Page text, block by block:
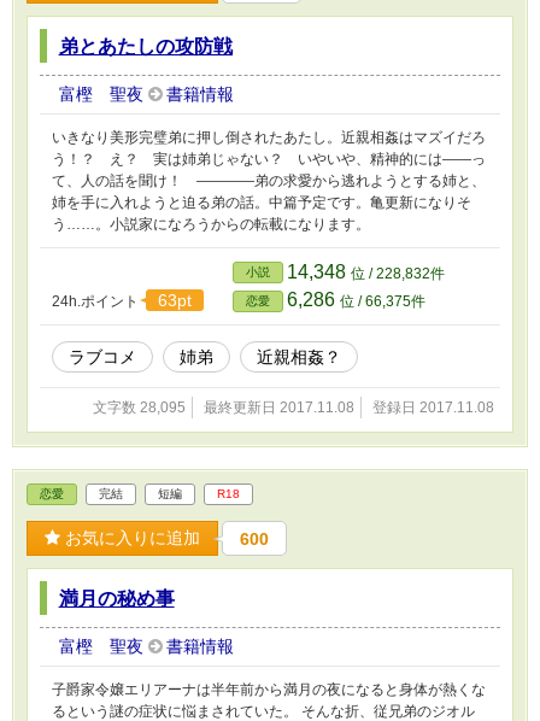
弟とあたしの攻防戦
富樫 聖夜 書籍情報
いきなり美形完璧弟に押し倒されたあたし。近親相姦はマズイだろ
う！？ え？ 実は姉弟じゃない？ いやいや、精神的には――っ
て、人の話を聞け！ ――――弟の求愛から逃れようとする姉と、
姉を手に入れようと迫る弟の話。中篇予定です。亀更新になりそ
う……。小説家になろうからの転載になります。
24h.ポイント 63pt
小説 14,348 位 / 228,832件
恋愛 6,286 位 / 66,375件
ラブコメ 姉弟 近親相姦？
文字数 28,095 最終更新日 2017.11.08 登録日 2017.11.08
恋愛 完結 短編 R18
お気に入りに追加 600
満月の秘め事
富樫 聖夜 書籍情報
子爵家令嬢エリアーナは半年前から満月の夜になると身体が熱くな
るという謎の症状に悩まされていた。 そんな折、従兄弟のジオル